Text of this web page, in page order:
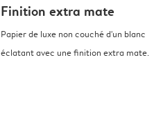
Finition extra mate
Papier de luxe non couché d'un blanc
éclatant avec une finition extra mate.